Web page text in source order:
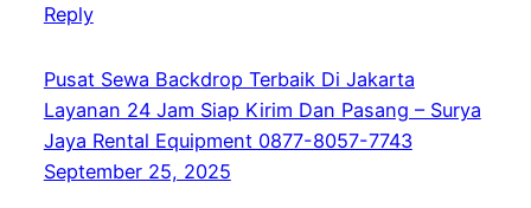
Reply
Pusat Sewa Backdrop Terbaik Di Jakarta
Layanan 24 Jam Siap Kirim Dan Pasang – Surya
Jaya Rental Equipment 0877-8057-7743
September 25, 2025